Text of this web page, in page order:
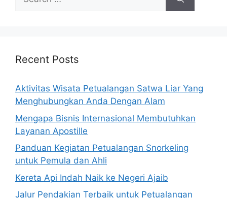
for:
Recent Posts
Aktivitas Wisata Petualangan Satwa Liar Yang
Menghubungkan Anda Dengan Alam
Mengapa Bisnis Internasional Membutuhkan
Layanan Apostille
Panduan Kegiatan Petualangan Snorkeling
untuk Pemula dan Ahli
Kereta Api Indah Naik ke Negeri Ajaib
Jalur Pendakian Terbaik untuk Petualangan